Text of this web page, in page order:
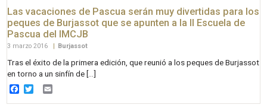
Las vacaciones de Pascua serán muy divertidas para los
peques de Burjassot que se apunten a la II Escuela de
Pascua del IMCJB
3 marzo 2016 Burjassot
Tras el éxito de la primera edición, que reunió a los peques de Burjassot
en torno a un sinfín de […]
Facebook
Twitter